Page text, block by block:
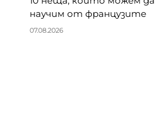
научим от французите
07.08.2026